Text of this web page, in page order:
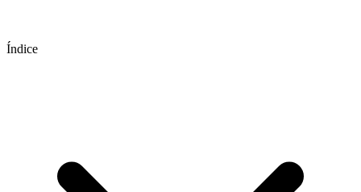
Índice